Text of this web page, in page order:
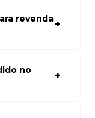
revenda
preços
no